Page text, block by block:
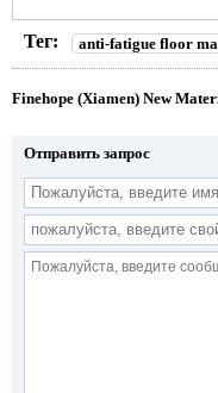
Тег: anti-fatigue floor
Finehope (Xiamen) New
Отправить запрос